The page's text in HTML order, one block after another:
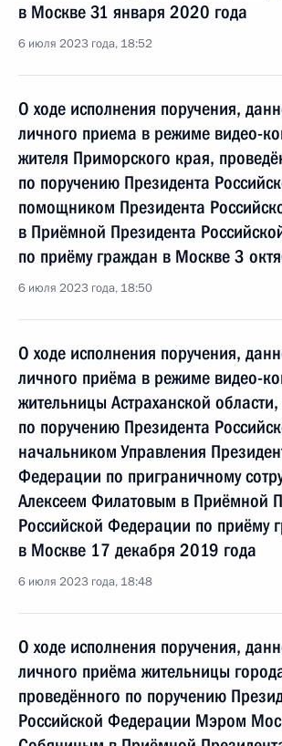
в Москве 31 января 2020 года
6 июля 2023 года, 18:52
О ходе исполнения поручения,
личного приема в режиме видео-
жителя Приморского края,
по поручению Президента
помощником Президента
в Приёмной Президента
по приёму граждан в Москве 3
6 июля 2023 года, 18:50
О ходе исполнения поручения,
личного приёма в режиме видео-
жительницы Астраханской
по поручению Президента
начальником Управления
Федерации по приграничному
Алексеем Филатовым в Приёмной
Российской Федерации по приёму
в Москве 17 декабря 2019 года
6 июля 2023 года, 18:48
О ходе исполнения поручения,
личного приёма жительницы
проведённого по поручению
Российской Федерации Мэром